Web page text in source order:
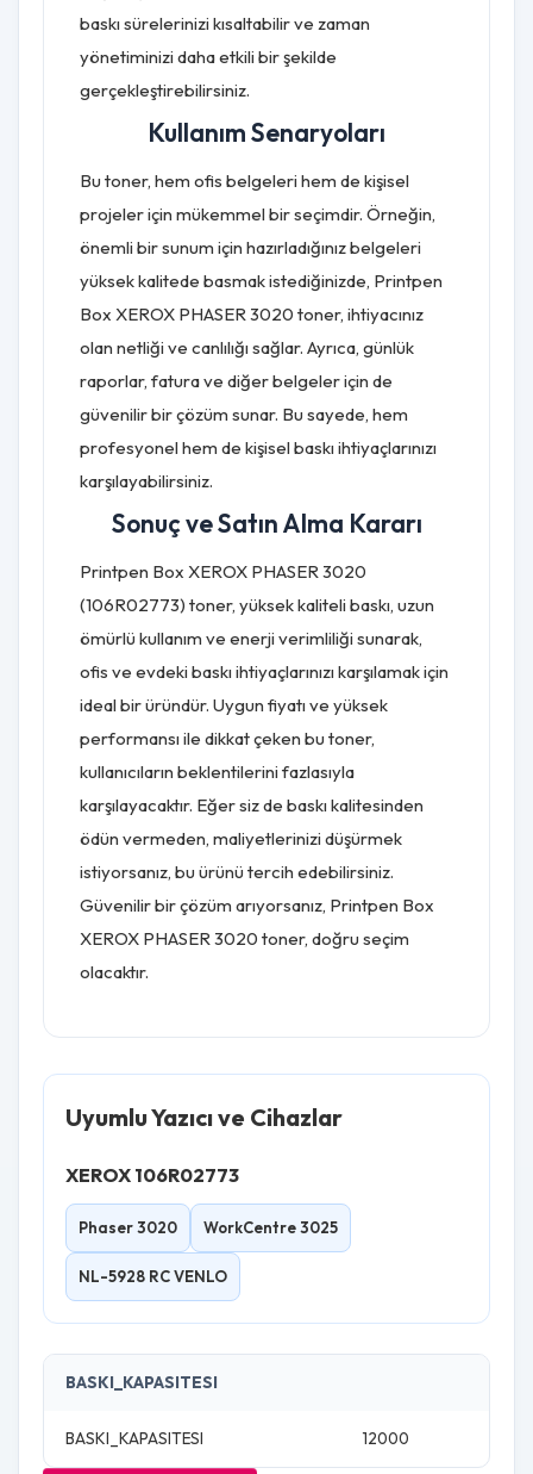
baskı sürelerinizi kısaltabilir ve zaman
yönetiminizi daha etkili bir şekilde
gerçekleştirebilirsiniz.
Kullanım Senaryoları
Bu toner, hem ofis belgeleri hem de kişisel
projeler için mükemmel bir seçimdir. Örneğin,
önemli bir sunum için hazırladığınız belgeleri
yüksek kalitede basmak istediğinizde, Printpen
Box XEROX PHASER 3020 toner, ihtiyacınız
olan netliği ve canlılığı sağlar. Ayrıca, günlük
raporlar, fatura ve diğer belgeler için de
güvenilir bir çözüm sunar. Bu sayede, hem
profesyonel hem de kişisel baskı ihtiyaçlarınızı
karşılayabilirsiniz.
Sonuç ve Satın Alma Kararı
Printpen Box XEROX PHASER 3020
(106R02773) toner, yüksek kaliteli baskı, uzun
ömürlü kullanım ve enerji verimliliği sunarak,
ofis ve evdeki baskı ihtiyaçlarınızı karşılamak için
ideal bir üründür. Uygun fiyatı ve yüksek
performansı ile dikkat çeken bu toner,
kullanıcıların beklentilerini fazlasıyla
karşılayacaktır. Eğer siz de baskı kalitesinden
ödün vermeden, maliyetlerinizi düşürmek
istiyorsanız, bu ürünü tercih edebilirsiniz.
Güvenilir bir çözüm arıyorsanız, Printpen Box
XEROX PHASER 3020 toner, doğru seçim
olacaktır.
Uyumlu Yazıcı ve Cihazlar
XEROX 106R02773
Phaser 3020 WorkCentre 3025
NL-5928 RC VENLO
BASKI_KAPASITESI
BASKI_KAPASITESI 12000